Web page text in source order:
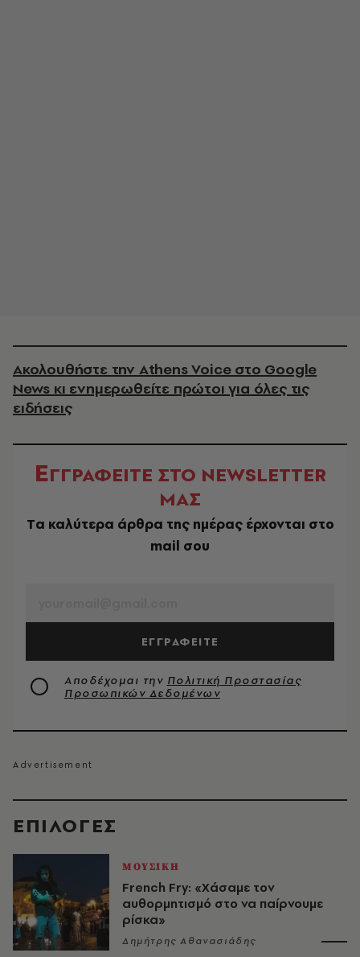
EΠΙΛΟΓΈΣ
ΜΟΥΣΙΚΗ
French Fry: «Χάσαμε τον
αυθορμητισμό στο να παίρνουμε
ρίσκα»
Δημήτρης Αθανασιάδης
Ακολουθήστε την Athens Voice στο Google
News κι ενημερωθείτε πρώτοι για όλες τις
ειδήσεις
ΕΓΓΡΑΦΕΙΤΕ ΣΤΟ NEWSLETTER
ΜΑΣ
Tα καλύτερα άρθρα της ημέρας έρχονται στο
mail σου
ΕΓΓΡΑΦΕΙΤΕ
Αποδέχομαι την Πολιτική Προστασίας
Προσωπικών Δεδομένων